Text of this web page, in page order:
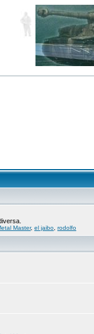
Master, el jaibo rodolfo